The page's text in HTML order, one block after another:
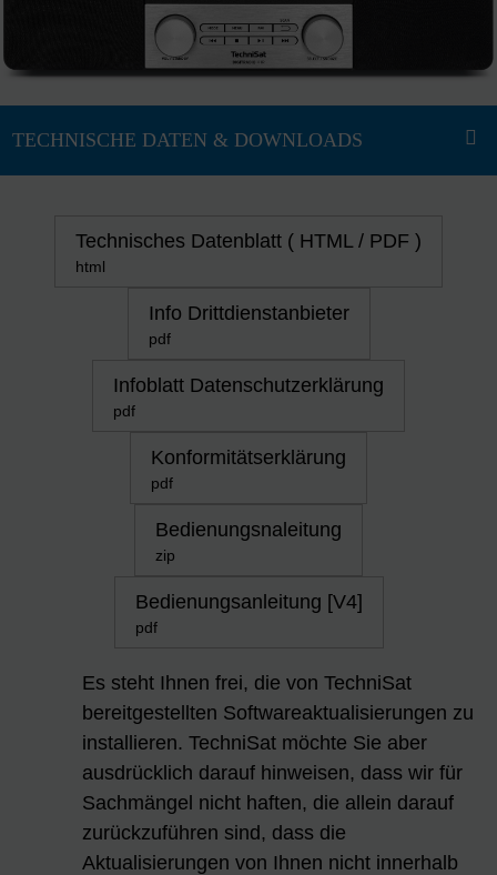
Technisches Datenblatt ( HTML / PDF )
html
Info Drittdienstanbieter
pdf
Infoblatt Datenschutzerklärung
pdf
Konformitätserklärung
pdf
Bedienungsnaleitung
zip
Bedienungsanleitung [V4]
pdf
Es steht Ihnen frei, die von TechniSat
bereitgestellten Softwareaktualisierungen zu
installieren. TechniSat möchte Sie aber
ausdrücklich darauf hinweisen, dass wir für
Sachmängel nicht haften, die allein darauf
zurückzuführen sind, dass die
Aktualisierungen von Ihnen nicht innerhalb